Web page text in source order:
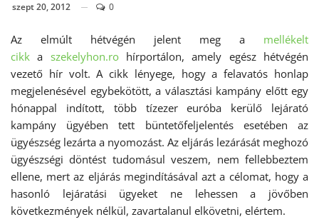
szept 20, 2012 0
Az elmúlt hétvégén jelent meg a mellékelt
cikk a szekelyhon.rohírportálon, amely egész hétvégén
vezető hír volt. A cikk lényege, hogy a felavatós honlap
megjelenésével egybekötött, a választási kampány előtt egy
hónappal indított, több tízezer euróba kerülő lejárató
kampány ügyében tett büntetőfeljelentés esetében az
ügyészség lezárta a nyomozást. Az eljárás lezárását meghozó
ügyészségi döntést tudomásul veszem, nem fellebbeztem
ellene, mert az eljárás megindításával azt a célomat, hogy a
hasonló lejáratási ügyeket ne lehessen a jövőben
következmények nélkül, zavartalanul elkövetni, elértem.